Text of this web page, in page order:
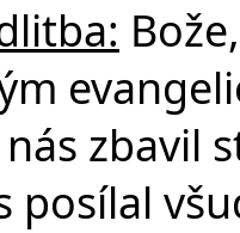
zbavil
posílal